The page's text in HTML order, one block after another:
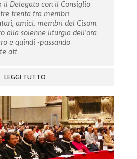
il Delegato con il Consiglio
trenta fra membri
amici, membri del Cisom
alla solenne liturgia dell’ora
e quindi -passando
att
LEGGI TUTTO